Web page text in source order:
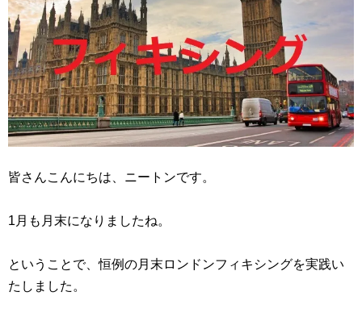
皆さんこんにちは、ニートンです。
1月も月末になりましたね。
ということで、恒例の月末ロンドンフィキシングを実践い
たしました。